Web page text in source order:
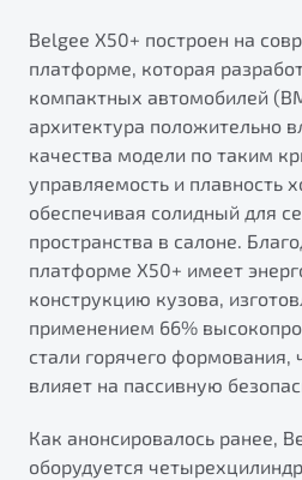
Обзор В наличии
X70
Универсальный кроссовер
от 2 499 990 ₽*
Автомобили в наличии
Тест-драйв
Автокредит
Спецпредложения
Будьте еще более уверены на
"Помощь на дорогах"
Преимущества программы
Запись на сервис
Калькулятор ТО
Клиентская поддержка
Belgee Х50+ построен на
платформе, которая
компактных автомобилей
архитектура положительно
качества модели по таким
управляемость и плавность
обеспечивая солидный для
пространства в салоне.
платформе X50+ имеет
конструкцию кузова,
применением 66%
стали горячего формования,
влияет на пассивную
Как анонсировалось ранее,
оборудуется